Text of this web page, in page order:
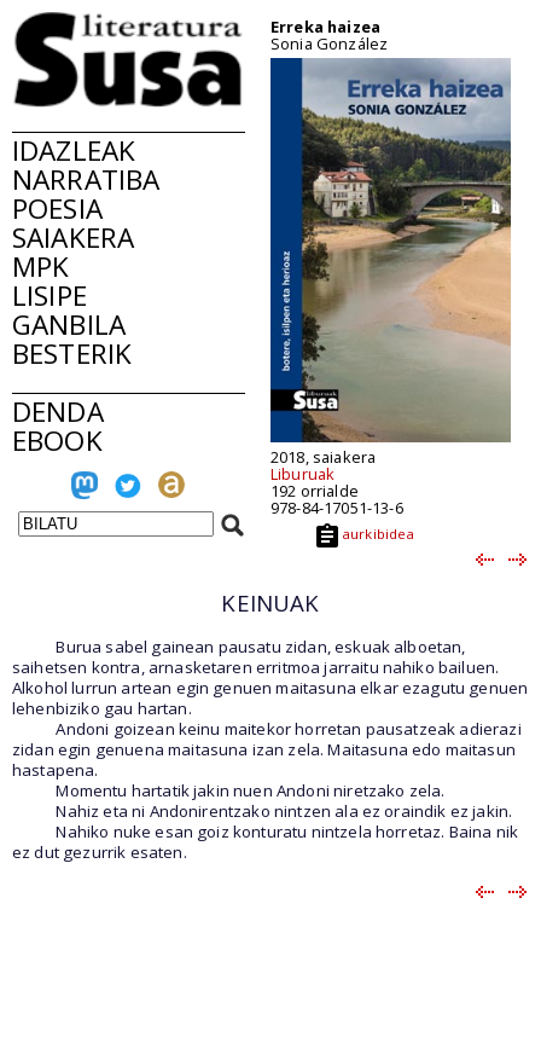
IDAZLEAK
NARRATIBA
POESIA
SAIAKERA
MPK
LISIPE
GANBILA
BESTERIK
DENDA
EBOOK
Erreka haizea
Sonia González
2018, saiakera
Liburuak
192 orrialde
978-84-17051-13-6
aurkibidea
KEINUAK
Burua sabel gainean pausatu zidan, eskuak alboetan,
saihetsen kontra, arnasketaren erritmoa jarraitu nahiko bailuen.
Alkohol lurrun artean egin genuen maitasuna elkar ezagutu genuen
lehenbiziko gau hartan.
Andoni goizean keinu maitekor horretan pausatzeak adierazi
zidan egin genuena maitasuna izan zela. Maitasuna edo maitasun
hastapena.
Momentu hartatik jakin nuen Andoni niretzako zela.
Nahiz eta ni Andonirentzako nintzen ala ez oraindik ez jakin.
Nahiko nuke esan goiz konturatu nintzela horretaz. Baina nik
ez dut gezurrik esaten.